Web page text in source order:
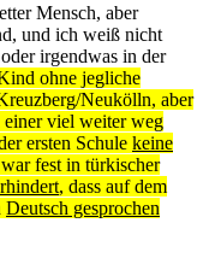
Mensch, aber
und ich weiß nicht
irgendwas in der
ohne jegliche
Neukölln, aber
viel weiter weg
ersten Schule keine
fest in türkischer
, dass auf dem
Deutsch gesprochen